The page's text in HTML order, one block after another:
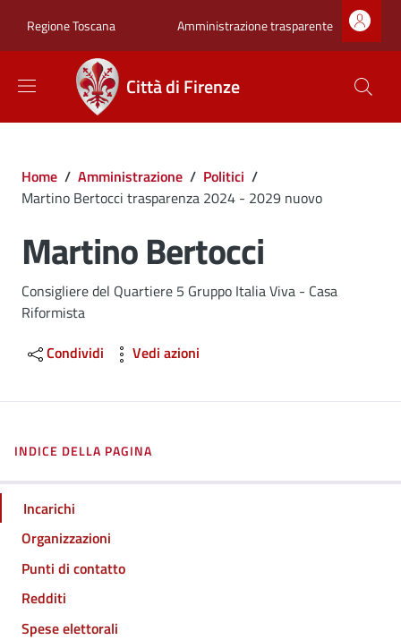
Regione Toscana Zona superiore
Amministrazione trasparente
Città di Firenze
Briciole di pane
Home / Amministrazione / Politici /
Martino Bertocci trasparenza 2024 - 2029 nuovo
Martino Bertocci
Consigliere del Quartiere 5 Gruppo Italia Viva - Casa
Riformista
Condividi
Vedi azioni
INDICE DELLA PAGINA
Incarichi
Organizzazioni
Punti di contatto
Redditi
Spese elettorali